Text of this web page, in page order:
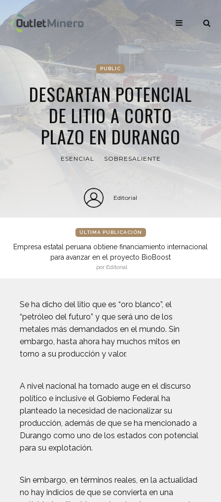
PUBLIC
DESCARTAN POTENCIAL
DE LITIO A CORTO
PLAZO EN DURANGO
ESENCIAL SOBRESALIENTE
Editorial
ÚLTIMA PUBLICACIÓN
Empresa estatal peruana obtiene financiamiento internacional
para avanzar en el proyecto BioBoost
por Editorial
Se ha dicho del litio que es “oro blanco”, el
“petróleo del futuro” y que será uno de los
metales más demandados en el mundo. Sin
embargo, hasta ahora hay muchos mitos en
torno a su producción y valor.
A nivel nacional ha tomado auge en el discurso
político e inclusive el Gobierno Federal ha
planteado la necesidad de nacionalizar su
producción, además de que se ha mencionado a
Durango como uno de los estados con potencial
para su explotación.
Sin embargo, en términos reales, en la actualidad
no hay indicios de que se convierta en una